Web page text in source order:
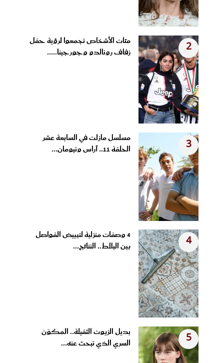
2
مئات الأشخاص تجمعوا لرؤية حفل
زفاف رونالدو وجورجينا.....
3
مسلسل مازلت في السابعة عشر
الحلقة 11.. آراس وتيومان...
4
4 وصفات منزلية لتبييض الفواصل
بين البلاط.. النتائج...
5
بديل الزيوت الثقيلة.. المكوّن
السري الذي تبحث عنه...